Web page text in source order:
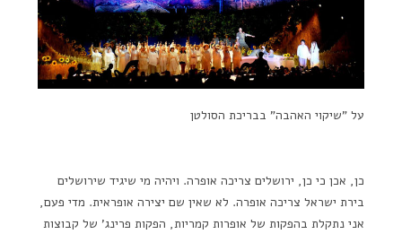
על "שיקוי האהבה" בבריכת הסולטן
כן, אכן כי כן, ירושלים צריכה אופרה. ויהיה מי שיגיד שירושלים
בירת ישראל צריכה אופרה. לא שאין שם יצירה אופראית. מדי פעם,
אני נתקלת בהפקות של אופרות קמריות, הפקות פרינג' של קבוצות